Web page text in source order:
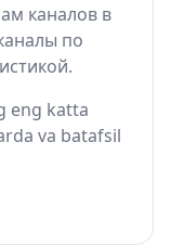
каналов в
по
eng katta
va batafsil